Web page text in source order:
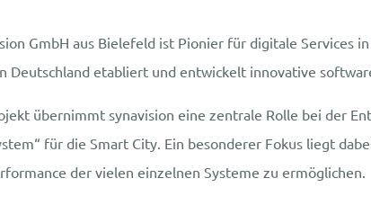
GmbH aus Bielefeld ist Pionier für digitale Services
Deutschland etabliert und entwickelt innovative
übernimmt synavision eine zentrale Rolle bei der
für die Smart City. Ein besonderer Fokus liegt
der vielen einzelnen Systeme zu ermöglichen.